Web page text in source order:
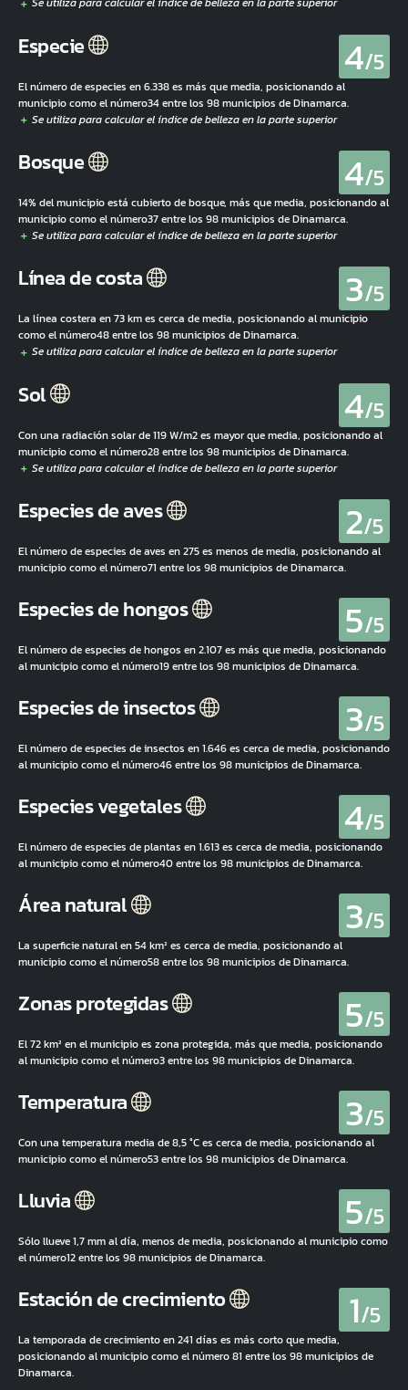
Especie 4/5
El número de especies en 6.338 es más que media, posicionando al
municipio como el número34 entre los 98 municipios de Dinamarca.
Bosque 4/5
14% del municipio está cubierto de bosque, más que media, posicionando al
municipio como el número37 entre los 98 municipios de Dinamarca.
Línea de costa 3/5
La línea costera en 73 km es cerca de media, posicionando al municipio
como el número48 entre los 98 municipios de Dinamarca.
Sol 4/5
Con una radiación solar de 119 W/m2 es mayor que media, posicionando al
municipio como el número28 entre los 98 municipios de Dinamarca.
Especies de aves 2/5
El número de especies de aves en 275 es menos de media, posicionando al
municipio como el número71 entre los 98 municipios de Dinamarca.
Especies de hongos 5/5
El número de especies de hongos en 2.107 es más que media, posicionando
al municipio como el número19 entre los 98 municipios de Dinamarca.
Especies de insectos 3/5
El número de especies de insectos en 1.646 es cerca de media, posicionando
al municipio como el número46 entre los 98 municipios de Dinamarca.
Especies vegetales 4/5
El número de especies de plantas en 1.613 es cerca de media, posicionando
al municipio como el número40 entre los 98 municipios de Dinamarca.
Área natural 3/5
La superficie natural en 54 km² es cerca de media, posicionando al
municipio como el número58 entre los 98 municipios de Dinamarca.
Zonas protegidas 5/5
El 72 km² en el municipio es zona protegida, más que media, posicionando
al municipio como el número3 entre los 98 municipios de Dinamarca.
Temperatura 3/5
Con una temperatura media de 8,5 °C es cerca de media, posicionando al
municipio como el número53 entre los 98 municipios de Dinamarca.
Lluvia 5/5
Sólo llueve 1,7 mm al día, menos de media, posicionando al municipio como
el número12 entre los 98 municipios de Dinamarca.
Estación de crecimiento 1/5
La temporada de crecimiento en 241 días es más corto que media,
posicionando al municipio como el número 81 entre los 98 municipios de
Dinamarca.